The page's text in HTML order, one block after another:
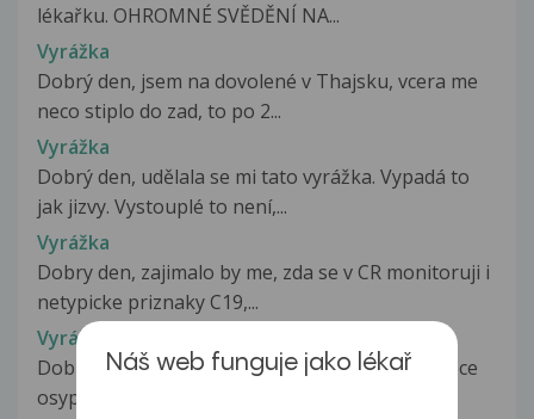
lékařku. OHROMNÉ SVĚDĚNÍ NA...
Vyrážka
Dobrý den, jsem na dovolené v Thajsku, vcera me
neco stiplo do zad, to po 2...
Vyrážka
Dobrý den, udělala se mi tato vyrážka. Vypadá to
jak jizvy. Vystouplé to není,...
Vyrážka
Dobry den, zajimalo by me, zda se v CR monitoruji i
netypicke priznaky C19,...
Vyrážka
Dobrý den, Před měsícem jsem se během nemoce
osypala, doktorka mi dala krém...
Náš web funguje jako lékař